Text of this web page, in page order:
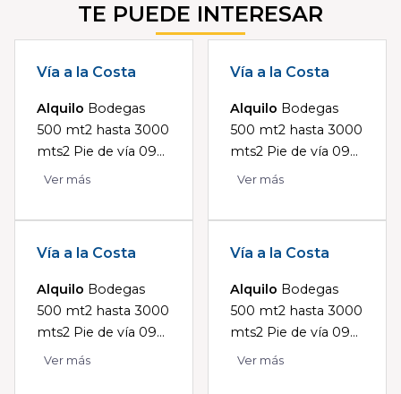
TE PUEDE INTERESAR
Vía a la Costa
Alquilo Bodegas
500 mt2 hasta 3000
mts2 Pie de vía 09...
Ver más
Vía a la Costa
Alquilo Bodegas
500 mt2 hasta 3000
mts2 Pie de vía 09...
Ver más
Vía a la Costa
Alquilo Bodegas
500 mt2 hasta 3000
mts2 Pie de vía 09...
Ver más
Vía a la Costa
Alquilo Bodegas
500 mt2 hasta 3000
mts2 Pie de vía 09...
Ver más